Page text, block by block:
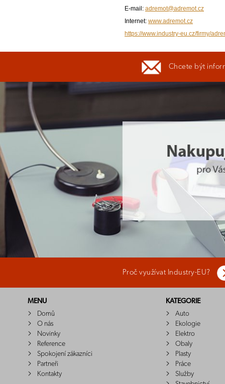
E-mail: adremot@adremot.cz
Internet: www.adremot.cz
https://www.industry-eu.cz/firmy/
Chcete být
Proč využívat Industry-EU?
MENU
Domů
O nás
Novinky
Reference
Spokojení zákazníci
Partneři
Kontakty
KATEGORIE
Auto
Ekologie
Elektro
Obaly
Plasty
Práce
Služby